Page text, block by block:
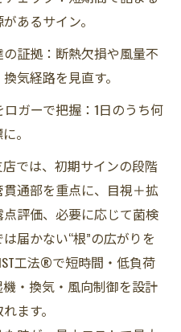
あるサイン。
証拠：断熱欠損や風量不
気経路を見直す。
ガーで把握：1日のうち何
。
では、初期サインの段階
通部を重点に、目視＋拡
評価、必要に応じて菌検
届かない“根”の広がりを
工法®で短時間・低負荷
・換気・風向制御を設計
ます。